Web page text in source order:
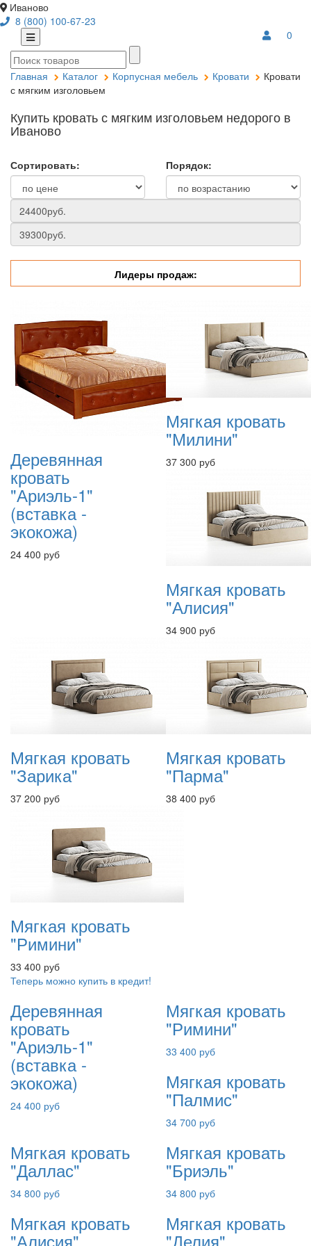
Иваново
8 (800) 100-67-23
0
Главная Каталог Корпусная мебель Кровати
Кровати
с мягким изголовьем
Купить кровать с мягким изголовьем недорого в
Иваново
Сортировать: Порядок:
Лидеры продаж:
Деревянная
кровать
"Ариэль-1"
(вставка -
экокожа)
24 400 руб
Мягкая кровать
"Милини"
37 300 руб
Мягкая кровать
"Алисия"
34 900 руб
Мягкая кровать
"Зарика"
37 200 руб
Мягкая кровать
"Парма"
38 400 руб
Мягкая кровать
"Римини"
33 400 руб
Теперь можно купить в кредит!
Деревянная
кровать
"Ариэль-1"
(вставка -
экокожа)
24 400 руб
Мягкая кровать
"Римини"
33 400 руб
Мягкая кровать
"Палмис"
34 700 руб
Мягкая кровать
"Даллас"
34 800 руб
Мягкая кровать
"Бриэль"
34 800 руб
Мягкая кровать
"Алисия"
Мягкая кровать
"Делия"